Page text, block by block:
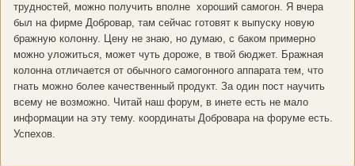
трудностей, можно получить вполне хороший самогон. Я вчера
был на фирме Добровар, там сейчас готовят к выпуску новую
бражную колонну. Цену не знаю, но думаю, с баком примерно
можно уложиться, может чуть дороже, в твой бюджет. Бражная
колонна отличается от обычного самогонного аппарата тем, что
гнать можно более качественный продукт. За один пост научить
всему не возможно. Читай наш форум, в инете есть не мало
информации на эту тему. координаты Добровара на форуме есть.
Успехов.